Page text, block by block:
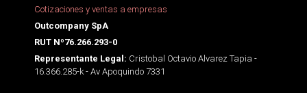
Cotizaciones y ventas a empresas
Outcompany SpA
RUT Nº76.266.293-0
Representante Legal: Cristobal Octavio Alvarez Tapia -
16.366.285-k - Av Apoquindo 7331